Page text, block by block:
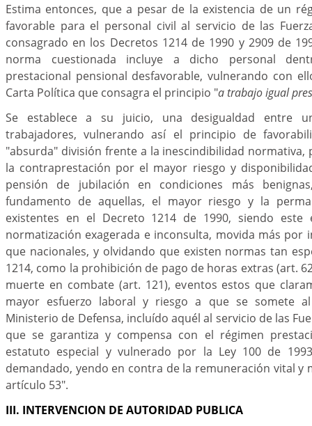
Estima entonces, que a pesar de la existencia de un
favorable para el personal civil al servicio de las
consagrado en los Decretos 1214 de 1990 y 2909 de
norma cuestionada incluye a dicho personal
prestacional pensional desfavorable, vulnerando con
Carta Política que consagra el principio "a trabajo igual
Se establece a su juicio, una desigualdad entre
trabajadores, vulnerando así el principio de
"absurda" división frente a la inescindibilidad normativa,
la contraprestación por el mayor riesgo y
pensión de jubilación en condiciones más
fundamento de aquellas, el mayor riesgo y la
existentes en el Decreto 1214 de 1990, siendo
normatización exagerada e inconsulta, movida más por
que nacionales, y olvidando que existen normas tan
1214, como la prohibición de pago de horas extras (art.
muerte en combate (art. 121), eventos estos que
mayor esfuerzo laboral y riesgo a que se somete
Ministerio de Defensa, incluído aquél al servicio de las
que se garantiza y compensa con el régimen
estatuto especial y vulnerado por la Ley 100 de
demandado, yendo en contra de la remuneración vital y
artículo 53".
III. INTERVENCION DE AUTORIDAD PUBLICA